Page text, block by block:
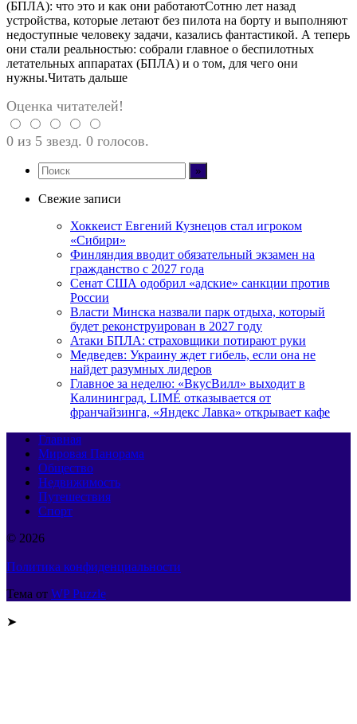
(БПЛА): что это и как они работаютСотню лет назад
устройства, которые летают без пилота на борту и выполняют
недоступные человеку задачи, казались фантастикой. А теперь
они стали реальностью: собрали главное о беспилотных
летательных аппаратах (БПЛА) и о том, для чего они
нужны.Читать дальше
Оценка читателей!
0 из 5 звезд. 0 голосов.
Свежие записи
Хоккеист Евгений Кузнецов стал игроком
«Сибири»
Финляндия вводит обязательный экзамен на
гражданство с 2027 года
Сенат США одобрил «адские» санкции против
России
Власти Минска назвали парк отдыха, который
будет реконструирован в 2027 году
Атаки БПЛА: страховщики потирают руки
Медведев: Украину ждет гибель, если она не
найдет разумных лидеров
Главное за неделю: «ВкусВилл» выходит в
Калининград, LIMÉ отказывается от
франчайзинга, «Яндекс Лавка» открывает кафе
Главная
Мировая Панорама
Общество
Недвижимость
Путешествия
Спорт
© 2026
Политика конфиденциальности
Тема от WP Puzzle
➤